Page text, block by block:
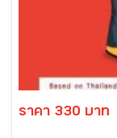
ราคา 330 บาท